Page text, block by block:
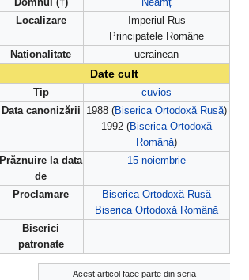
Localizare
Imperiul Rus
Principatele Române
Naționalitate
ucrainean
Date cult
Tip
cuvios
Data canonizării
1988 (Biserica Ortodoxă Rusă)
1992 (Biserica Ortodoxă
Română)
Prăznuire la data
de
15 noiembrie
Proclamare
Biserica Ortodoxă Rusă
Biserica Ortodoxă Română
Biserici
patronate
Acest articol face parte din seria